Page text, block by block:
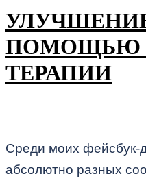
ПОМОЩЬЮ
ТЕРАПИИ
Среди моих фейсбук-
абсолютно разных